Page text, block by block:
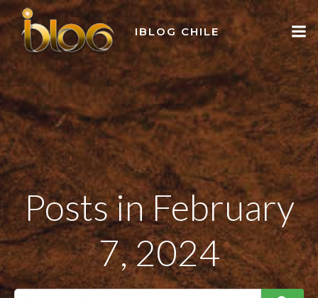
Skip
to
content
IBLOG CHILE
Posts in February
7, 2024